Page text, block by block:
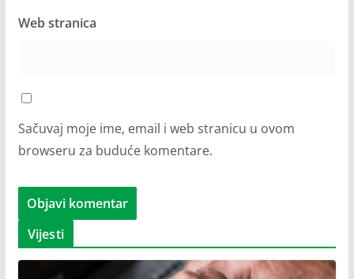
Web stranica
Sačuvaj moje ime, email i web stranicu u ovom
browseru za buduće komentare.
Vijesti